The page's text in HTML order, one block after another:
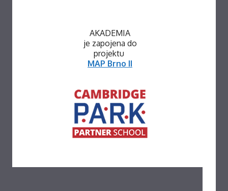
AKADEMIA
je zapojena do
projektu
MAP Brno II